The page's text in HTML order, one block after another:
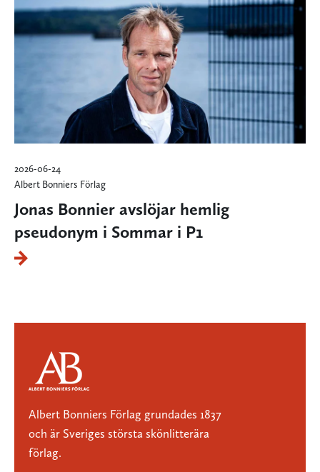
2026-06-24
Albert Bonniers Förlag
Jonas Bonnier avslöjar hemlig
pseudonym i Sommar i P1
Albert Bonniers Förlag grundades 1837
och är Sveriges största skönlitterära
förlag.